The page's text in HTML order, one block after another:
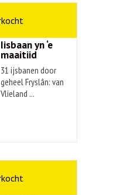
Iisbaan yn ‘e
maaitiid
31 ijsbanen door
geheel Fryslân: van
Vlieland ...